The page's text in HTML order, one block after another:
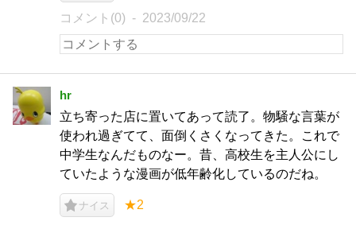
コメント(0) 2023/09/22
hr
立ち寄った店に置いてあって読了。物騒な言葉が
使われ過ぎてて、面倒くさくなってきた。これで
中学生なんだものなー。昔、高校生を主人公にし
ていたような漫画が低年齢化しているのだね。
ナイス ★2